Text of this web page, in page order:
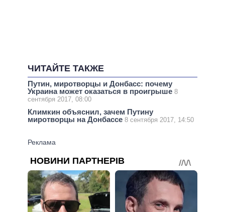
ЧИТАЙТЕ ТАКЖЕ
Путин, миротворцы и Донбасс: почему
Украина может оказаться в проигрыше 8
сентября 2017, 08:00
Климкин объяснил, зачем Путину
миротворцы на Донбассе 8 сентября 2017, 14:50